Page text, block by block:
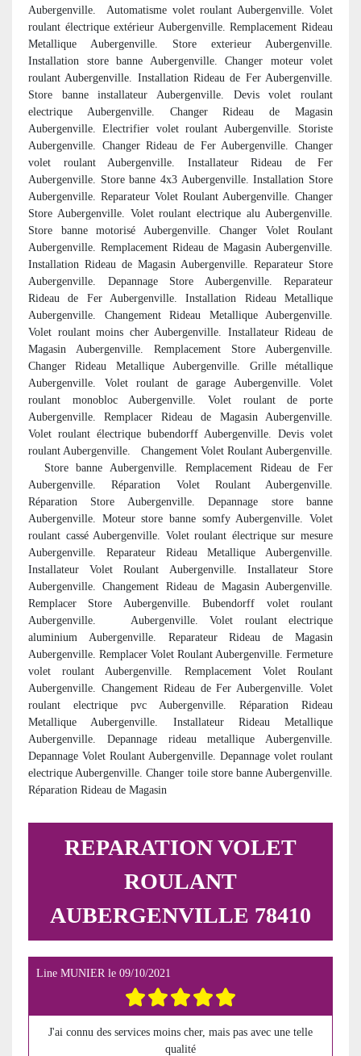
Aubergenville. Automatisme volet roulant Aubergenville. Volet
roulant électrique extérieur Aubergenville. Remplacement Rideau
Metallique Aubergenville. Store exterieur Aubergenville.
Installation store banne Aubergenville. Changer moteur volet
roulant Aubergenville. Installation Rideau de Fer Aubergenville.
Store banne installateur Aubergenville. Devis volet roulant
electrique Aubergenville. Changer Rideau de Magasin
Aubergenville. Electrifier volet roulant Aubergenville. Storiste
Aubergenville. Changer Rideau de Fer Aubergenville. Changer
volet roulant Aubergenville. Installateur Rideau de Fer
Aubergenville. Store banne 4x3 Aubergenville. Installation Store
Aubergenville. Reparateur Volet Roulant Aubergenville. Changer
Store Aubergenville. Volet roulant electrique alu Aubergenville.
Store banne motorisé Aubergenville. Changer Volet Roulant
Aubergenville. Remplacement Rideau de Magasin Aubergenville.
Installation Rideau de Magasin Aubergenville. Reparateur Store
Aubergenville. Depannage Store Aubergenville. Reparateur
Rideau de Fer Aubergenville. Installation Rideau Metallique
Aubergenville. Changement Rideau Metallique Aubergenville.
Volet roulant moins cher Aubergenville. Installateur Rideau de
Magasin Aubergenville. Remplacement Store Aubergenville.
Changer Rideau Metallique Aubergenville. Grille métallique
Aubergenville. Volet roulant de garage Aubergenville. Volet
roulant monobloc Aubergenville. Volet roulant de porte
Aubergenville. Remplacer Rideau de Magasin Aubergenville.
Volet roulant électrique bubendorff Aubergenville. Devis volet
roulant Aubergenville. Changement Volet Roulant Aubergenville.
Store banne Aubergenville. Remplacement Rideau de Fer
Aubergenville. Réparation Volet Roulant Aubergenville.
Réparation Store Aubergenville. Depannage store banne
Aubergenville. Moteur store banne somfy Aubergenville. Volet
roulant cassé Aubergenville. Volet roulant électrique sur mesure
Aubergenville. Reparateur Rideau Metallique Aubergenville.
Installateur Volet Roulant Aubergenville. Installateur Store
Aubergenville. Changement Rideau de Magasin Aubergenville.
Remplacer Store Aubergenville. Bubendorff volet roulant
Aubergenville.
Aubergenville. Volet roulant electrique
aluminium Aubergenville. Reparateur Rideau de Magasin
Aubergenville. Remplacer Volet Roulant Aubergenville. Fermeture
volet roulant Aubergenville. Remplacement Volet Roulant
Aubergenville. Changement Rideau de Fer Aubergenville. Volet
roulant electrique pvc Aubergenville. Réparation Rideau
Metallique Aubergenville. Installateur Rideau Metallique
Aubergenville. Depannage rideau metallique Aubergenville.
Depannage Volet Roulant Aubergenville. Depannage volet roulant
electrique Aubergenville. Changer toile store banne Aubergenville.
Réparation Rideau de Magasin
REPARATION VOLET
ROULANT
AUBERGENVILLE 78410
Line MUNIER le 09/10/2021
J'ai connu des services moins cher, mais pas avec une telle
qualité